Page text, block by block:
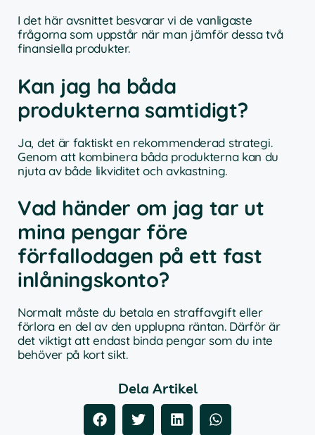
I det här avsnittet besvarar vi de vanligaste
frågorna som uppstår när man jämför dessa två
finansiella produkter.
Kan jag ha båda
produkterna samtidigt?
Ja, det är faktiskt en rekommenderad strategi.
Genom att kombinera båda produkterna kan du
njuta av både likviditet och avkastning.
Vad händer om jag tar ut
mina pengar före
förfallodagen på ett fast
inlåningskonto?
Normalt måste du betala en straffavgift eller
förlora en del av den upplupna räntan. Därför är
det viktigt att endast binda pengar som du inte
behöver på kort sikt.
Dela Artikel